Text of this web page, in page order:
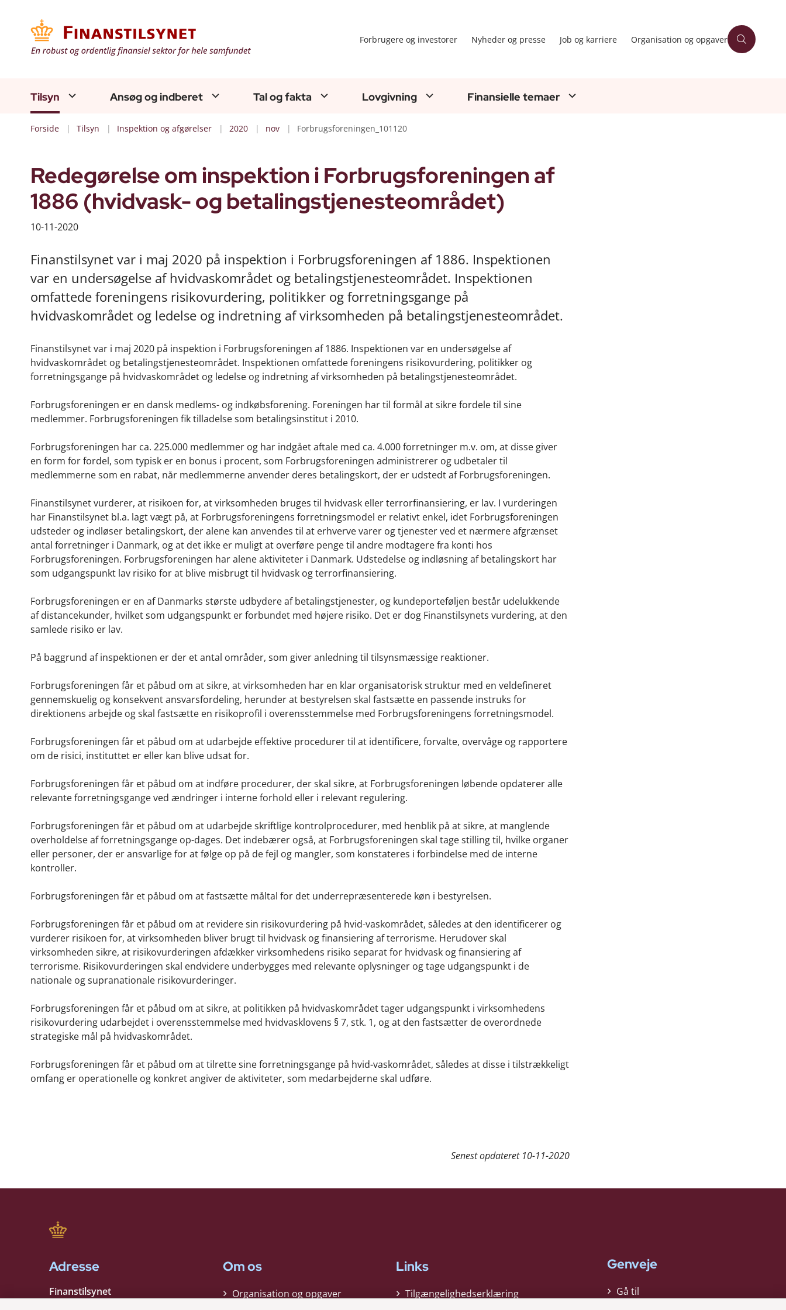
Forbrugere og investorer Nyheder og presse Job og karriere Organisation og opgaver
Tilsyn Ansøg og indberet Tal og fakta Lovgivning Finansielle temaer
Forside Tilsyn Inspektion og afgørelser 2020 nov Forbrugsforeningen_101120
Redegørelse om inspektion i Forbrugsforeningen af
1886 (hvidvask- og betalingstjenesteområdet)
10-11-2020
Finanstilsynet var i maj 2020 på inspektion i Forbrugsforeningen af 1886. Inspektionen
var en undersøgelse af hvidvaskområdet og betalingstjenesteområdet. Inspektionen
omfattede foreningens risikovurdering, politikker og forretningsgange på
hvidvaskområdet og ledelse og indretning af virksomheden på betalingstjenesteområdet.
Finanstilsynet var i maj 2020 på inspektion i Forbrugsforeningen af 1886. Inspektionen var en undersøgelse af
hvidvaskområdet og betalingstjenesteområdet. Inspektionen omfattede foreningens risikovurdering, politikker og
forretningsgange på hvidvaskområdet og ledelse og indretning af virksomheden på betalingstjenesteområdet.
Forbrugsforeningen er en dansk medlems- og indkøbsforening. Foreningen har til formål at sikre fordele til sine
medlemmer. Forbrugsforeningen fik tilladelse som betalingsinstitut i 2010.
Forbrugsforeningen har ca. 225.000 medlemmer og har indgået aftale med ca. 4.000 forretninger m.v. om, at disse giver
en form for fordel, som typisk er en bonus i procent, som Forbrugsforeningen administrerer og udbetaler til
medlemmerne som en rabat, når medlemmerne anvender deres betalingskort, der er udstedt af Forbrugsforeningen.
Finanstilsynet vurderer, at risikoen for, at virksomheden bruges til hvidvask eller terrorfinansiering, er lav. I vurderingen
har Finanstilsynet bl.a. lagt vægt på, at Forbrugsforeningens forretningsmodel er relativt enkel, idet Forbrugsforeningen
udsteder og indløser betalingskort, der alene kan anvendes til at erhverve varer og tjenester ved et nærmere afgrænset
antal forretninger i Danmark, og at det ikke er muligt at overføre penge til andre modtagere fra konti hos
Forbrugsforeningen. Forbrugsforeningen har alene aktiviteter i Danmark. Udstedelse og indløsning af betalingskort har
som udgangspunkt lav risiko for at blive misbrugt til hvidvask og terrorfinansiering.
Forbrugsforeningen er en af Danmarks største udbydere af betalingstjenester, og kundeporteføljen består udelukkende
af distancekunder, hvilket som udgangspunkt er forbundet med højere risiko. Det er dog Finanstilsynets vurdering, at den
samlede risiko er lav.
På baggrund af inspektionen er der et antal områder, som giver anledning til tilsynsmæssige reaktioner.
Forbrugsforeningen får et påbud om at sikre, at virksomheden har en klar organisatorisk struktur med en veldefineret
gennemskuelig og konsekvent ansvarsfordeling, herunder at bestyrelsen skal fastsætte en passende instruks for
direktionens arbejde og skal fastsætte en risikoprofil i overensstemmelse med Forbrugsforeningens forretningsmodel.
Forbrugsforeningen får et påbud om at udarbejde effektive procedurer til at identificere, forvalte, overvåge og rapportere
om de risici, instituttet er eller kan blive udsat for.
Forbrugsforeningen får et påbud om at indføre procedurer, der skal sikre, at Forbrugsforeningen løbende opdaterer alle
relevante forretningsgange ved ændringer i interne forhold eller i relevant regulering.
Forbrugsforeningen får et påbud om at udarbejde skriftlige kontrolprocedurer, med henblik på at sikre, at manglende
overholdelse af forretningsgange op-dages. Det indebærer også, at Forbrugsforeningen skal tage stilling til, hvilke organer
eller personer, der er ansvarlige for at følge op på de fejl og mangler, som konstateres i forbindelse med de interne
kontroller.
Forbrugsforeningen får et påbud om at fastsætte måltal for det underrepræsenterede køn i bestyrelsen.
Forbrugsforeningen får et påbud om at revidere sin risikovurdering på hvid-vaskområdet, således at den identificerer og
vurderer risikoen for, at virksomheden bliver brugt til hvidvask og finansiering af terrorisme. Herudover skal
virksomheden sikre, at risikovurderingen afdækker virksomhedens risiko separat for hvidvask og finansiering af
terrorisme. Risikovurderingen skal endvidere underbygges med relevante oplysninger og tage udgangspunkt i de
nationale og supranationale risikovurderinger.
Forbrugsforeningen får et påbud om at sikre, at politikken på hvidvaskområdet tager udgangspunkt i virksomhedens
risikovurdering udarbejdet i overensstemmelse med hvidvasklovens § 7, stk. 1, og at den fastsætter de overordnede
strategiske mål på hvidvaskområdet.
Forbrugsforeningen får et påbud om at tilrette sine forretningsgange på hvid-vaskområdet, således at disse i tilstrækkeligt
omfang er operationelle og konkret angiver de aktiviteter, som medarbejderne skal udføre.
Senest opdateret 10-11-2020
Adresse
Finanstilsynet
Om os
Organisation og opgaver
Links
Tilgængelighedserklæring
Genveje
Gå til